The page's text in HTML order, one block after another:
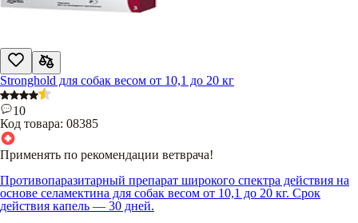
Stronghold для собак весом от 10,1 до 20 кг
10
Код товара: 08385
Применять по рекомендации ветврача!
Противопаразитарный препарат широкого спектра действия на
основе селамектина для собак весом от 10,1 до 20 кг. Срок
действия капель — 30 дней.